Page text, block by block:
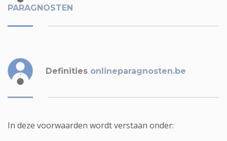
PARAGNOSTEN
Definities onlineparagnosten.be
In deze voorwaarden wordt verstaan onder: